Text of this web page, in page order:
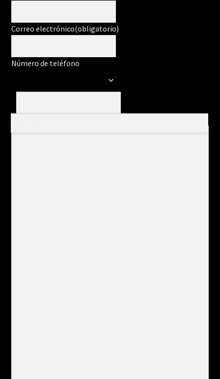
Correo electrónico(obligatorio)
Número de teléfono